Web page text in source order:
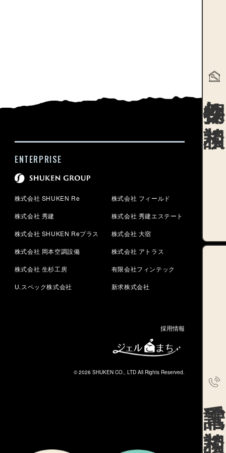
ENTERPRISE
株式会社 SHUKEN Re 株式会社 フィールド
株式会社 秀建 株式会社 秀建エステート
株式会社 SHUKEN Reプラス 株式会社 大宿
株式会社 岡本空調設備 株式会社 アトラス
株式会社 生杉工房 有限会社フィンテック
U.スペック株式会社 新求株式会社
採用情報
© 2026 SHUKEN CO., LTD All Rights Reserved.
物件
電話で